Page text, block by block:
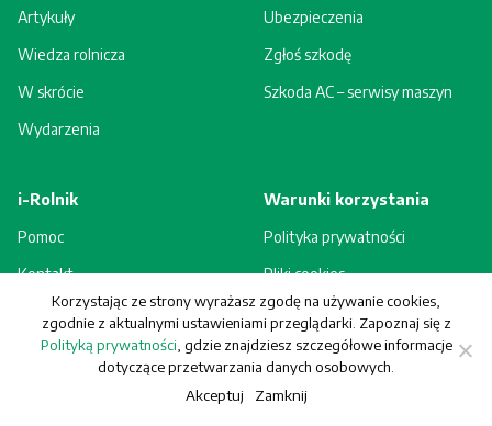
Artykuły
Wiedza rolnicza
W skrócie
Wydarzenia
Ubezpieczenia
Zgłoś szkodę
Szkoda AC – serwisy maszyn
i-Rolnik
Pomoc
Kontakt
Rejestracja - korzyści
Warunki korzystania
Polityka prywatności
Pliki cookies
Regulamin
© Generali Towarzystwo Ubezpieczeń S.A. Wszelkie prawa zastrzeżone.
Korzystając ze strony wyrażasz zgodę na używanie cookies,
zgodnie z aktualnymi ustawieniami przeglądarki. Zapoznaj się z
Polityką prywatności , gdzie znajdziesz szczegółowe informacje
dotyczące przetwarzania danych osobowych.
Akceptuj Zamknij